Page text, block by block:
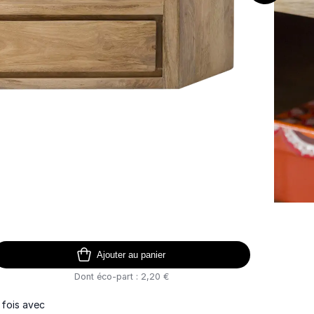
Ajouter au panier
Dont éco-part : 2,20 €
fois avec